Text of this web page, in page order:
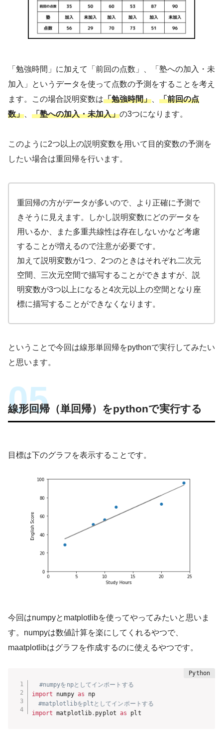
「勉強時間」に加えて「前回の点数」、「塾への加入・未
加入」というデータを使って点数の予測をすることを考え
ます。この場合説明変数は「勉強時間」
「前回の点
数」
「塾への加入・未加入」の3つになります。
このように2つ以上の説明変数を用いて目的変数の予測を
したい場合は重回帰を行います。
重回帰の方がデータが多いので、より正確に予測で
きそうに見えます。しかし説明変数にどのデータを
用いるか、また多重共線性は存在しないかなど考慮
することが増えるので注意が必要です。
加えて説明変数が1つ、2つのときはそれぞれ二次元
空間、三次元空間で描写することができますが、説
明変数が3つ以上になると4次元以上の空間となり座
標に描写することができなくなります。
ということで今回は線形単回帰をpythonで実行してみたい
と思います。
線形回帰（単回帰）をpythonで実行する
目標は下のグラフを表示することです。
今回はnumpyとmatplotlibを使ってやってみたいと思いま
す。numpyは数値計算を楽にしてくれるやつで、
maatplotlibはグラフを作成するのに使えるやつです。
#numpyをnpとしてインポートする
import numpy as
#matplotlibをpltとしてインポートする
import matplotlib . pyplot as plt